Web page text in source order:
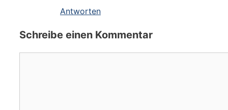
Antworten
Schreibe einen Kommentar